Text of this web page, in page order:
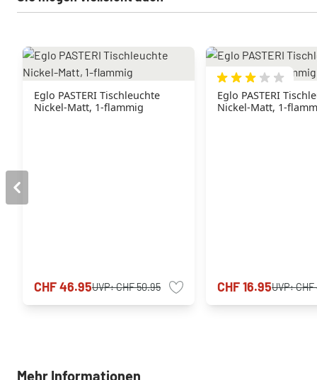
Eglo PASTERI Tischleuchte
Nickel-Matt, 1-flammig
CHF 46.95UVP:CHF 50.95
Eglo PASTERI
Nickel-Matt, 1-
CHF 16.95UVP:
Mehr Informationen